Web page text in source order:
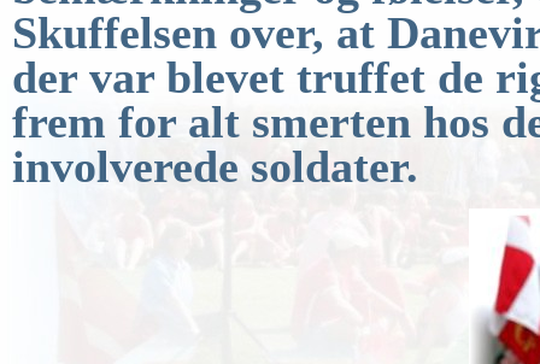
Skuffelsen over, at
der var blevet truffet de
frem for alt smerten hos
involverede soldater.